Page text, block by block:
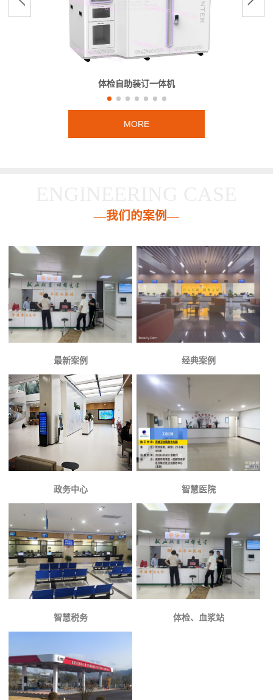
体检自助装订一体机
MORE
—我们的案例—
最新案例 经典案例
政务中心 智慧医院
智慧税务 体检、血浆站